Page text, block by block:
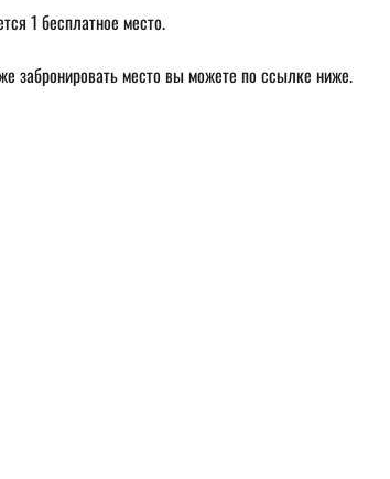
1 бесплатное место.
забронировать место вы можете по ссылке ниже.